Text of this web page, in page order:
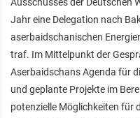
Jahr eine Delegation nach
aserbaidschanischen
traf. Im Mittelpunkt der
Aserbaidschans Agenda für
und geplante Projekte im
potenzielle Möglichkeiten für